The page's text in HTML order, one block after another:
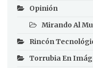
Opinión
Mirando Al
Rincón
Torrubia En